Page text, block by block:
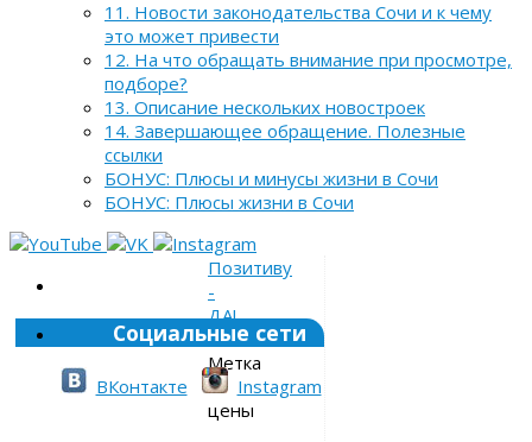
11. Новости законодательства Сочи и к чему
это может привести
12. На что обращать внимание при просмотре,
подборе?
13. Описание нескольких новостроек
14. Завершающее обращение. Полезные
ссылки
БОНУС: Плюсы и минусы жизни в Сочи
БОНУС: Плюсы жизни в Сочи
Позитиву
-
ДА!
»
Метка
»
цены
Социальные сети
ВКонтакте Instagram